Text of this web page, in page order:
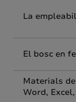
La
El bosc en
Materials
Word,